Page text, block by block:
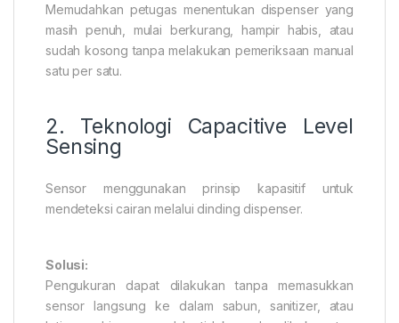
Memudahkan petugas menentukan dispenser yang
masih penuh, mulai berkurang, hampir habis, atau
sudah kosong tanpa melakukan pemeriksaan manual
satu per satu.
2. Teknologi Capacitive Level
Sensing
Sensor menggunakan prinsip kapasitif untuk
mendeteksi cairan melalui dinding dispenser.
Solusi:
Pengukuran dapat dilakukan tanpa memasukkan
sensor langsung ke dalam sabun, sanitizer, atau